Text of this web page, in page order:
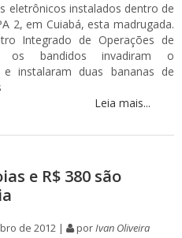
eletrônicos instalados dentro de
2, em Cuiabá, esta madrugada.
Integrado de Operações de
os bandidos invadiram o
instalaram duas bananas de
Leia mais...
e R$ 380 são
de 2012 | porIvan Oliveira